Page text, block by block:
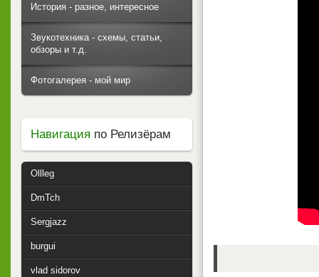
История - разное, интересное
Звукотехника - схемы, статьи,
обзоры и т.д.
Фотогалерея - мой мир
Навигация по Релизёрам
Ollleg
DmTch
Sergjazz
burgui
vlad sidorov